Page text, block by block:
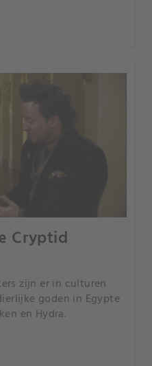
Cryptid
zijn er in culturen
goden in Egypte
en Hydra.